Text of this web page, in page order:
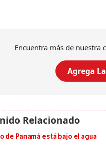
Encuentra más de nuestra
Agrega
de Panamá está bajo el agua